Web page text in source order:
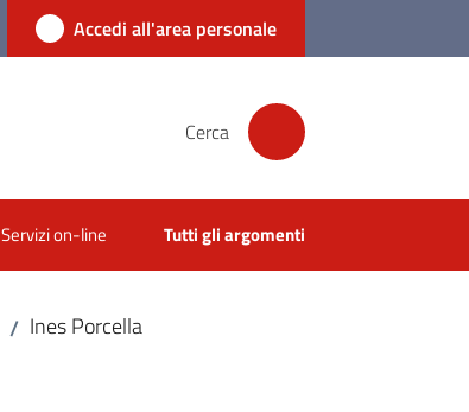
Accedi all'area personale
Cerca
Servizi on-line Tutti gli argomenti
/ Ines Porcella